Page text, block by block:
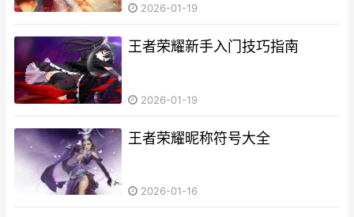
2026-01-19
王者荣耀新手入门技巧指南
2026-01-19
王者荣耀昵称符号大全
2026-01-16